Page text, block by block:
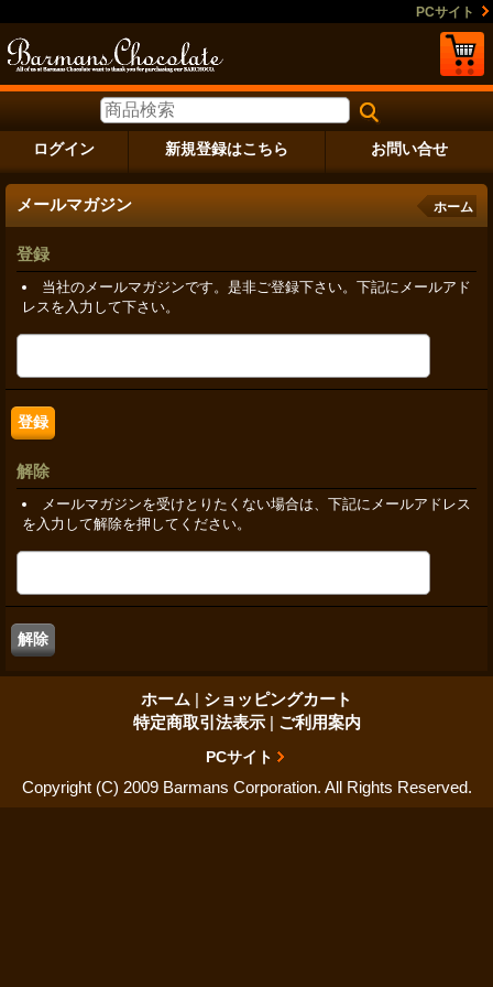
PCサイト
ログイン 新規登録はこちら お問い合せ
メールマガジン ホーム
登録
当社のメールマガジンです。是非ご登録下さい。下記にメールアド
レスを入力して下さい。
解除
メールマガジンを受けとりたくない場合は、下記にメールアドレス
を入力して解除を押してください。
ホーム | ショッピングカート
特定商取引法表示 | ご利用案内
PCサイト
Copyright (C) 2009 Barmans Corporation. All Rights Reserved.